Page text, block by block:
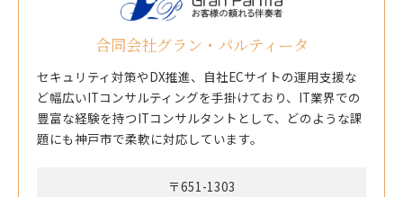
合同会社グラン・パルティータ
セキュリティ対策やDX推進、自社ECサイトの運用支援な
ど幅広いITコンサルティングを手掛けており、IT業界での
豊富な経験を持つITコンサルタントとして、どのような課
題にも神戸市で柔軟に対応しています。
〒651-1303